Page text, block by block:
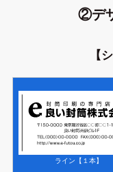
②デ
【
ライン【１本】